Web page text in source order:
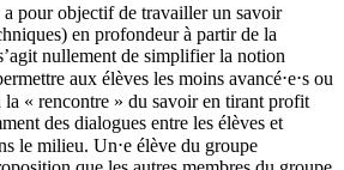
a pour objectif de travailler un savoir
en profondeur à partir de la
nullement de simplifier la notion
aux élèves les moins avancé⋅e⋅s ou
la « rencontre » du savoir en tirant profit
des dialogues entre les élèves et
le milieu. Un⋅e élève du groupe